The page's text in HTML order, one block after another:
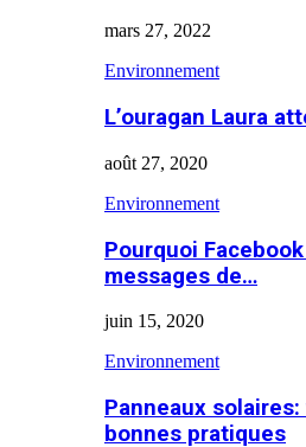
mars 27, 2022
Environnement
L’ouragan Laura
août 27, 2020
Environnement
Pourquoi
messages de…
juin 15, 2020
Environnement
Panneaux
bonnes pratiques